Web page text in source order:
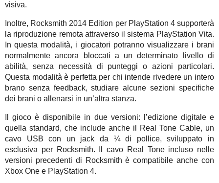
visiva.
Inoltre, Rocksmith 2014 Edition per PlayStation 4 supporterà
la riproduzione remota attraverso il sistema PlayStation Vita.
In questa modalità, i giocatori potranno visualizzare i brani
normalmente ancora bloccati a un determinato livello di
abilità, senza necessità di punteggi o azioni particolari.
Questa modalità è perfetta per chi intende rivedere un intero
brano senza feedback, studiare alcune sezioni specifiche
dei brani o allenarsi in un’altra stanza.
Il gioco è disponibile in due versioni: l’edizione digitale e
quella standard, che include anche il Real Tone Cable, un
cavo USB con un jack da ¼ di pollice, sviluppato in
esclusiva per Rocksmith. Il cavo Real Tone incluso nelle
versioni precedenti di Rocksmith è compatibile anche con
Xbox One e PlayStation 4.